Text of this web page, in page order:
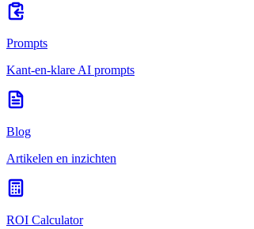
Prompts
Kant-en-klare AI prompts
Blog
Artikelen en inzichten
ROI Calculator